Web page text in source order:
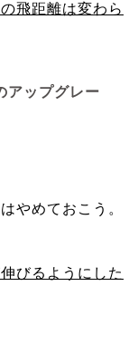
飛距離は変わら
アップグレー
やめておこう。
びるようにした